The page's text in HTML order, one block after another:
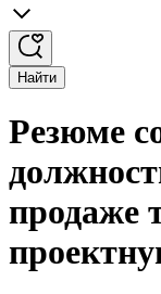
Найти
Резюме
продаже